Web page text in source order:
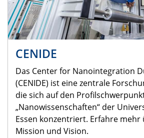
CENIDE
Das Center for Nanointegration
(CENIDE) ist eine zentrale
die sich auf den
„Nanowissenschaften“ der
Essen konzentriert. Erfahre
Mission und Vision.